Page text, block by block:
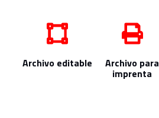
Archivo editable Archivo para
imprenta